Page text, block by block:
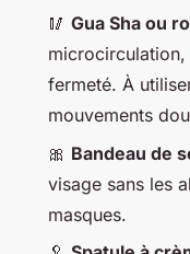
🥢 Gua Sha ou
fermeté. À
mouvements
🎀 Bandeau de
visage sans les
masques.